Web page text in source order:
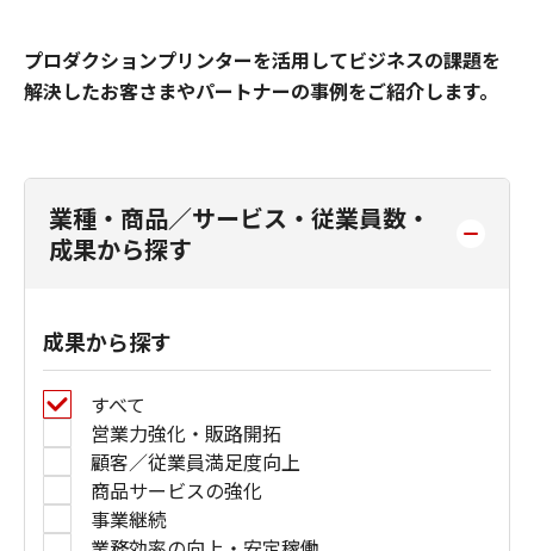
プロダクションプリンターを活用してビジネスの課題を
解決したお客さまやパートナーの事例をご紹介します。
業種・商品／サービス・従業員数・
成果から探す
成果から探す
すべて
営業力強化・販路開拓
顧客／従業員満足度向上
商品サービスの強化
事業継続